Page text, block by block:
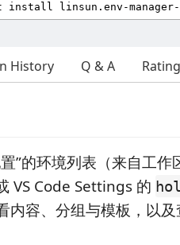
History Q & A
”的环境列表（来自工
VS Code Settings 的
内容、分组与模板，以